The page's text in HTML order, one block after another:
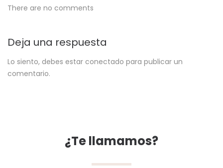
There are no comments
Deja una respuesta
Lo siento, debes estar conectado para publicar un
comentario.
¿Te llamamos?